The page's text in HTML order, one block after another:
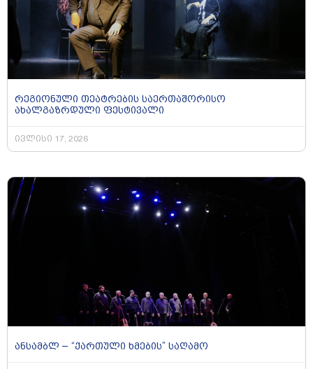
რეგიონული თეატრების საერთაშორისო
ახალგაზრდული ფესტივალი
ივლისი 17, 2026
ანსამბლ – “ქართული ხმების” საღამო